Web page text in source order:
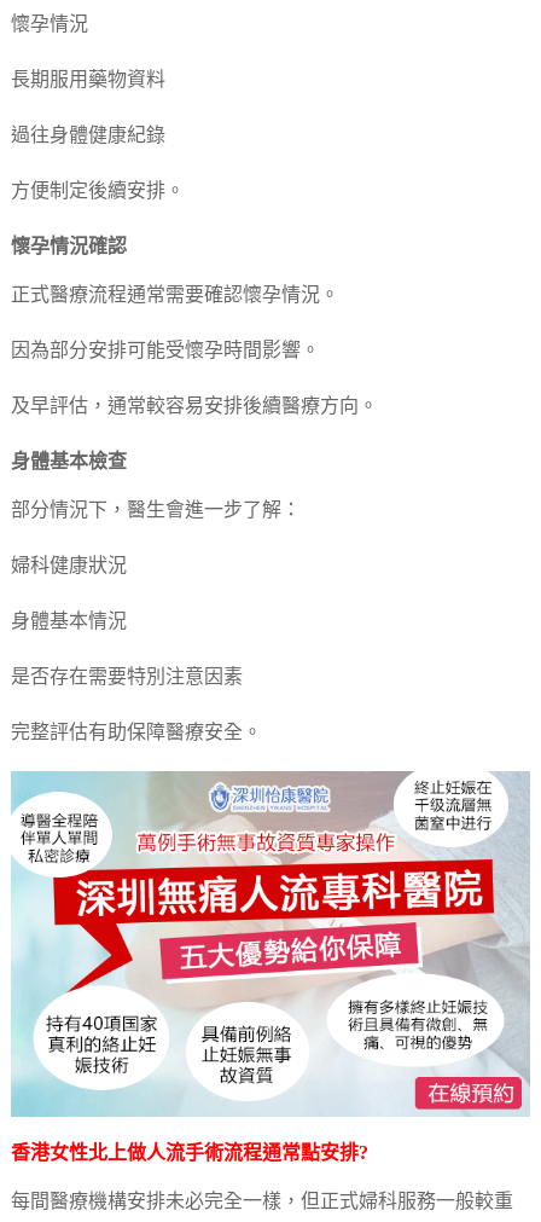
懷孕情況
長期服用藥物資料
過往身體健康紀錄
方便制定後續安排。
懷孕情況確認
正式醫療流程通常需要確認懷孕情況。
因為部分安排可能受懷孕時間影響。
及早評估，通常較容易安排後續醫療方向。
身體基本檢查
部分情況下，醫生會進一步了解：
婦科健康狀況
身體基本情況
是否存在需要特別注意因素
完整評估有助保障醫療安全。
香港女性北上做人流手術流程通常點安排?
每間醫療機構安排未必完全一樣，但正式婦科服務一般較重